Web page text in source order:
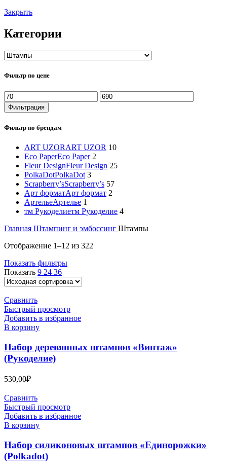
Закрыть
Категории
Фильтр по цене
Минимальная
цена
Максимальная
цена
Фильтрация
Фильтр по брендам
ART UZORART UZOR 10
Eco PaperEco Paper 2
Fleur DesignFleur Design 25
PolkaDotPolkaDot 3
Scrapberry’sScrapberry’s 57
Арт форматАрт формат 2
АртельеАртелье 1
тм Рукоделиетм Рукоделие 4
Главная Штампинг и эмбоссинг Штампы
Отображение 1–12 из 322
Показать фильтры
Показать 9 24 36
Сравнить
Быстрый просмотр
Добавить в избранное
В корзину
Набор деревянных штампов «Винтаж»
(Рукоделие)
530,00₽
Сравнить
Быстрый просмотр
Добавить в избранное
В корзину
Набор силиконовых штампов «Единорожки»
(Polkadot)